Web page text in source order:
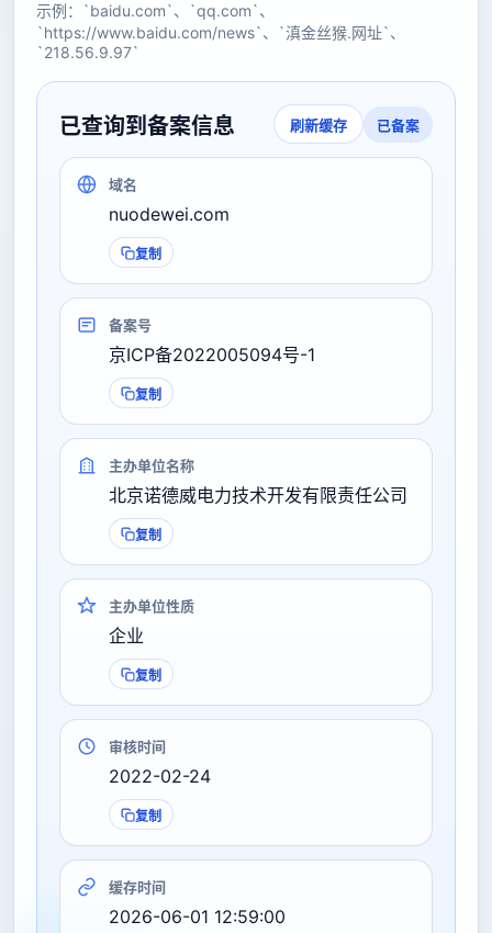
示例：`baidu.com`、`qq.com`、
`https://www.baidu.com/news`、`滇金丝猴.网址`、
`218.56.9.97`
已查询到备案信息 刷新缓存 已备案
域名
nuodewei.com
复制
备案号
京ICP备2022005094号-1
复制
主办单位名称
北京诺德威电力技术开发有限责任公司
复制
主办单位性质
企业
复制
审核时间
2022-02-24
复制
缓存时间
2026-06-01 12:59:00